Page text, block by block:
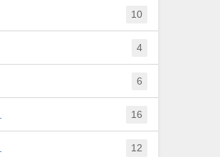
10
4
6
16
12